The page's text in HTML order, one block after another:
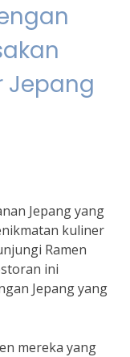
Jepang
Jepang yang
kuliner
Ramen
ini
Jepang yang
mereka yang